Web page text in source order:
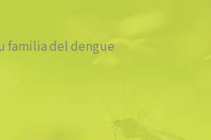
familia del dengue